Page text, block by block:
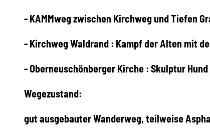
- KAMMweg zwischen Kirchweg und Tiefen
- Kirchweg Waldrand : Kampf der Alten mit
- Oberneuschönberger Kirche : Skulptur
Wegezustand:
gut ausgebauter Wanderweg, teilweise